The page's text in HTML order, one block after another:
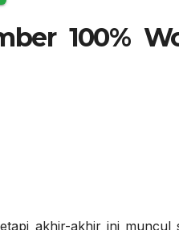
100%
akhir-akhir ini muncul